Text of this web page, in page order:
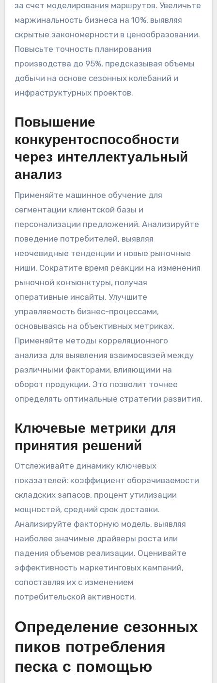
за счет моделирования маршрутов. Увеличьте
маржинальность бизнеса на 10%, выявляя
скрытые закономерности в ценообразовании.
Повысьте точность планирования
производства до 95%, предсказывая объемы
добычи на основе сезонных колебаний и
инфраструктурных проектов.
Повышение
конкурентоспособности
через интеллектуальный
анализ
Применяйте машинное обучение для
сегментации клиентской базы и
персонализации предложений. Анализируйте
поведение потребителей, выявляя
неочевидные тенденции и новые рыночные
ниши. Сократите время реакции на изменения
рыночной конъюнктуры, получая
оперативные инсайты. Улучшите
управляемость бизнес-процессами,
основываясь на объективных метриках.
Применяйте методы корреляционного
анализа для выявления взаимосвязей между
различными факторами, влияющими на
оборот продукции. Это позволит точнее
определять оптимальные стратегии развития.
Ключевые метрики для
принятия решений
Отслеживайте динамику ключевых
показателей: коэффициент оборачиваемости
складских запасов, процент утилизации
мощностей, средний срок доставки.
Анализируйте факторную модель, выявляя
наиболее значимые драйверы роста или
падения объемов реализации. Оценивайте
эффективность маркетинговых кампаний,
сопоставляя их с изменением
потребительской активности.
Определение сезонных
пиков потребления
песка с помощью